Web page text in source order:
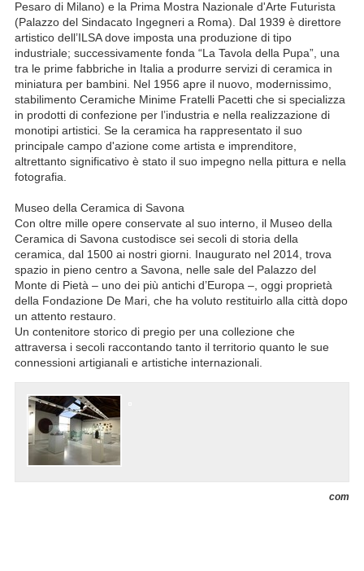
Pesaro di Milano) e la Prima Mostra Nazionale d'Arte Futurista
(Palazzo del Sindacato Ingegneri a Roma). Dal 1939 è direttore
artistico dell’ILSA dove imposta una produzione di tipo
industriale; successivamente fonda “La Tavola della Pupa”, una
tra le prime fabbriche in Italia a produrre servizi di ceramica in
miniatura per bambini. Nel 1956 apre il nuovo, modernissimo,
stabilimento Ceramiche Minime Fratelli Pacetti che si specializza
in prodotti di confezione per l’industria e nella realizzazione di
monotipi artistici. Se la ceramica ha rappresentato il suo
principale campo d'azione come artista e imprenditore,
altrettanto significativo è stato il suo impegno nella pittura e nella
fotografia.
Museo della Ceramica di Savona
Con oltre mille opere conservate al suo interno, il Museo della
Ceramica di Savona custodisce sei secoli di storia della
ceramica, dal 1500 ai nostri giorni. Inaugurato nel 2014, trova
spazio in pieno centro a Savona, nelle sale del Palazzo del
Monte di Pietà – uno dei più antichi d’Europa –, oggi proprietà
della Fondazione De Mari, che ha voluto restituirlo alla città dopo
un attento restauro.
Un contenitore storico di pregio per una collezione che
attraversa i secoli raccontando tanto il territorio quanto le sue
connessioni artigianali e artistiche internazionali.
com